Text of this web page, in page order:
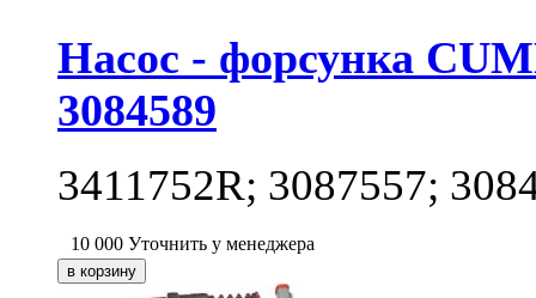
Насос - форсунка
3084589
3411752R; 3087557;
10 000 Уточнить у менеджера